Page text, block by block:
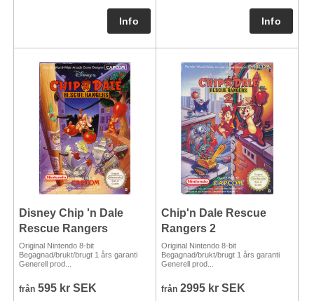
Disney Chip 'n Dale
Rescue Rangers
Original Nintendo 8-bit
Begagnad/brukt/brugt 1 års garanti
Generell prod...
från 595 kr SEK
Chip'n Dale Rescue
Rangers 2
Original Nintendo 8-bit
Begagnad/brukt/brugt 1 års garanti
Generell prod...
från 2995 kr SEK